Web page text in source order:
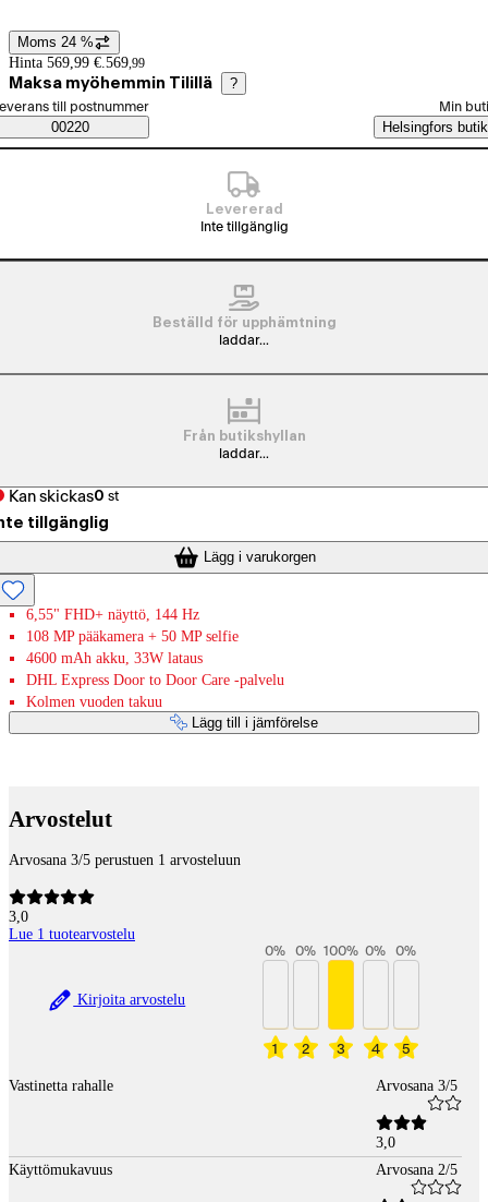
Prisinformation
Moms 24 %
Hinta 569,99 €. 569,99
Maksa myöhemmin Tilillä ?
Saatavuustiedot
beställningssätt
till postnummer
00220
Min
Helsingfors butik
Levererad
Inte tillgänglig
Beställd för upphämtning
laddar...
Från butikshyllan
laddar...
Kan skickas0 st
tillgänglig
Lägg i varukorgen
6,55" FHD+ näyttö, 144 Hz
108 MP pääkamera + 50 MP selfie
4600 mAh akku, 33W lataus
DHL Express Door to Door Care -palvelu
Kolmen vuoden takuu
Lägg till i jämförelse
Arvostelut
Arvosana 3/5 perustuen 1 arvosteluun
3,0
Lue 1 tuotearvostelu
Kirjoita arvostelu
1
0%
2
0%
3
100%
4
0%
5
0%
Vastinetta rahalle Arvosana 3/5
3,0
Käyttömukavuus
Arvosana 2/5